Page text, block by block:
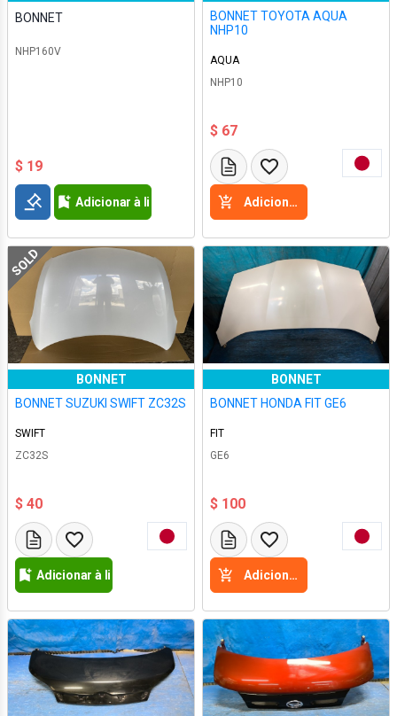
BONNET
NHP160V
$ 19
Adicionar à lista de desejos
BONNET TOYOTA AQUA
NHP10
AQUA
NHP10
$ 67
Adicione a cesta
SOLD
BONNET
BONNET SUZUKI SWIFT ZC32S
SWIFT
ZC32S
$ 40
Adicionar à lista de desejos
BONNET
BONNET HONDA FIT GE6
FIT
GE6
$ 100
Adicione a cesta